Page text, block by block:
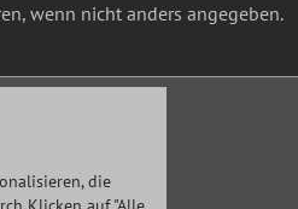
wenn nicht anders angegeben.
die